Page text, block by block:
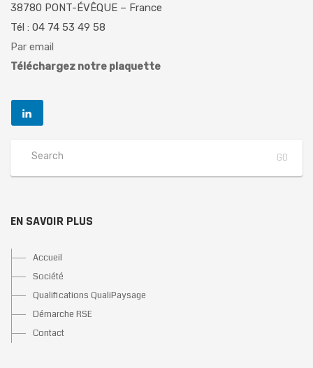
38780 PONT-ÉVÊQUE – France
Tél : 04 74 53 49 58
Par email
Téléchargez notre plaquette
EN SAVOIR PLUS
Accueil
Société
Qualifications QualiPaysage
Démarche RSE
Contact